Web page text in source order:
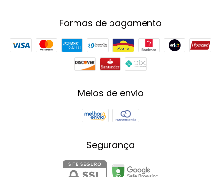
Formas de pagamento
Meios de envio
Segurança